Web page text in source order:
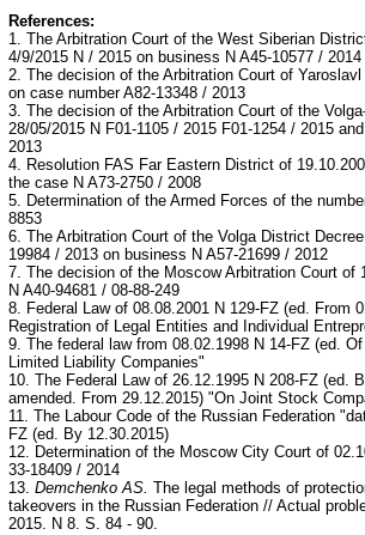
References:
1. The Arbitration Court of the West Siberian
4/9/2015 N / 2015 on business N A45-10577 / 2014
2. The decision of the Arbitration Court of
on case number A82-13348 / 2013
3. The decision of the Arbitration Court of the
28/05/2015 N F01-1105 / 2015 F01-1254 / 2015
2013
4. Resolution FAS Far Eastern District of
the case N A73-2750 / 2008
5. Determination of the Armed Forces of the
8853
6. The Arbitration Court of the Volga District
19984 / 2013 on business N A57-21699 / 2012
7. The decision of the Moscow Arbitration Court of
N A40-94681 / 08-88-249
8. Federal Law of 08.08.2001 N 129-FZ (ed. From
Registration of Legal Entities and Individual
9. The federal law from 08.02.1998 N 14-FZ (ed.
Limited Liability Companies"
10. The Federal Law of 26.12.1995 N 208-FZ (ed.
amended. From 29.12.2015) "On Joint Stock
11. The Labour Code of the Russian Federation
FZ (ed. By 12.30.2015)
12. Determination of the Moscow City Court of
33-18409 / 2014
13. Demchenko AS. The legal methods of
takeovers in the Russian Federation // Actual
2015. N 8. S. 84 - 90.